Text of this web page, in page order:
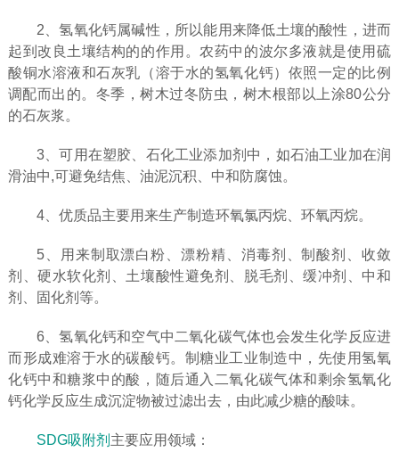
2、氢氧化钙属碱性，所以能用来降低土壤的酸性，进而
起到改良土壤结构的的作用。农药中的波尔多液就是使用硫
酸铜水溶液和石灰乳（溶于水的氢氧化钙）依照一定的比例
调配而出的。冬季，树木过冬防虫，树木根部以上涂80公分
的石灰浆。
3、可用在塑胶、石化工业添加剂中，如石油工业加在润
滑油中,可避免结焦、油泥沉积、中和防腐蚀。
4、优质品主要用来生产制造环氧氯丙烷、环氧丙烷。
5、用来制取漂白粉、漂粉精、消毒剂、制酸剂、收敛
剂、硬水软化剂、土壤酸性避免剂、脱毛剂、缓冲剂、中和
剂、固化剂等。
6、氢氧化钙和空气中二氧化碳气体也会发生化学反应进
而形成难溶于水的碳酸钙。制糖业工业制造中，先使用氢氧
化钙中和糖浆中的酸，随后通入二氧化碳气体和剩余氢氧化
钙化学反应生成沉淀物被过滤出去，由此减少糖的酸味。
SDG吸附剂 主要应用领域：